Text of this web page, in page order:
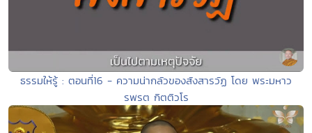
ธรรมให้รู้ : ตอนที่16 - ความน่ากลัวของสังสารวัฏ โดย พระมหาว
รพรต กิตติวโร